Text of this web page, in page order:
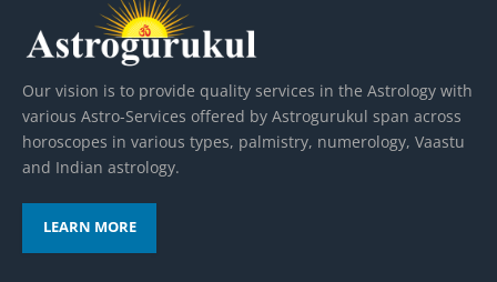
Our vision is to provide quality services in the Astrology with
various Astro-Services offered by Astrogurukul span across
horoscopes in various types, palmistry, numerology, Vaastu
and Indian astrology.
LEARN MORE